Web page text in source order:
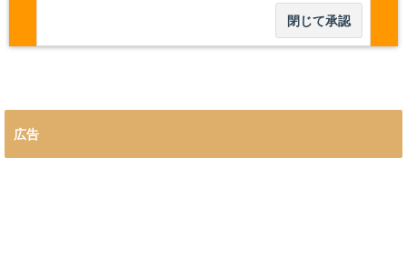
広告